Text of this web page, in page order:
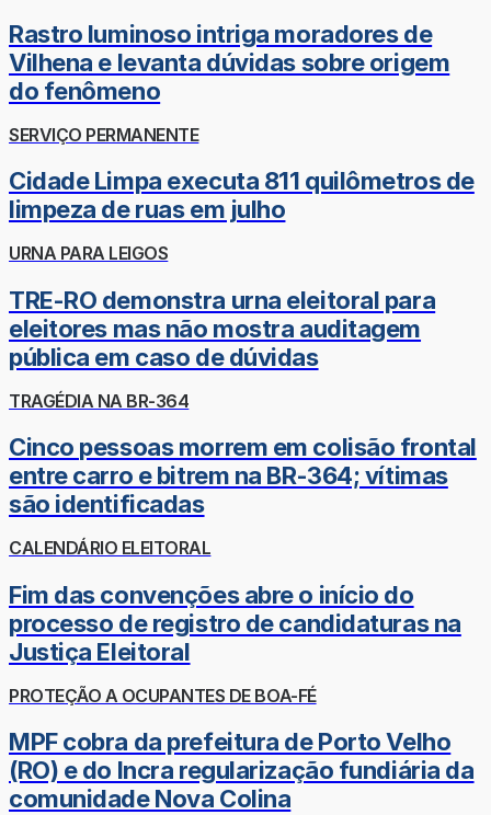
Rastro luminoso intriga moradores de
Vilhena e levanta dúvidas sobre origem
do fenômeno
SERVIÇO PERMANENTE
Cidade Limpa executa 811 quilômetros de
limpeza de ruas em julho
URNA PARA LEIGOS
TRE-RO demonstra urna eleitoral para
eleitores mas não mostra auditagem
pública em caso de dúvidas
TRAGÉDIA NA BR-364
Cinco pessoas morrem em colisão frontal
entre carro e bitrem na BR-364; vítimas
são identificadas
CALENDÁRIO ELEITORAL
Fim das convenções abre o início do
processo de registro de candidaturas na
Justiça Eleitoral
PROTEÇÃO A OCUPANTES DE BOA-FÉ
MPF cobra da prefeitura de Porto Velho
(RO) e do Incra regularização fundiária da
comunidade Nova Colina